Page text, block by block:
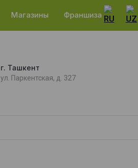
Магазины Франшиза
г. Ташкент
ул. Паркентская, д. 327